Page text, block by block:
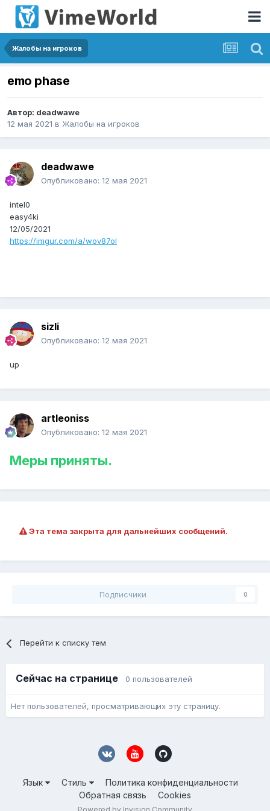
Жалобы на игроков
emo phase
Автор: deadwawe
12 мая 2021 в Жалобы на игроков
deadwawe
Опубликовано: 12 мая 2021
intel0
easy4ki
12/05/2021
https://imgur.com/a/wov87oI
sizli
Опубликовано: 12 мая 2021
up
artleoniss
Опубликовано: 12 мая 2021
Меры приняты.
Эта тема закрыта для дальнейших сообщений.
Подписчики 0
Перейти к списку тем
Сейчас на странице 0 пользователей
Нет пользователей, просматривающих эту страницу.
Язык Стиль
Политика конфиденциальности
Обратная связь
Cookies